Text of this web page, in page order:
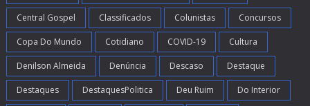
Central Gospel Classificados Colunistas Concursos
Copa Do Mundo Cotidiano COVID-19 Cultura
Denilson Almeida Denúncia Descaso Destaque
Destaques DestaquesPolitica Deu Ruim Do Interior